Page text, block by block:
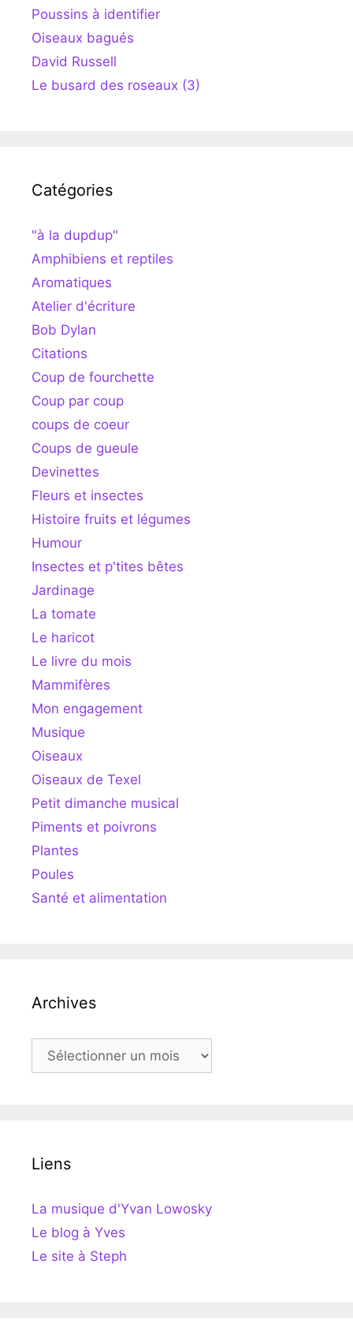
Poussins à identifier
Oiseaux bagués
David Russell
Le busard des roseaux (3)
Catégories
"à la dupdup"
Amphibiens et reptiles
Aromatiques
Atelier d'écriture
Bob Dylan
Citations
Coup de fourchette
Coup par coup
coups de coeur
Coups de gueule
Devinettes
Fleurs et insectes
Histoire fruits et légumes
Humour
Insectes et p'tites bêtes
Jardinage
La tomate
Le haricot
Le livre du mois
Mammifères
Mon engagement
Musique
Oiseaux
Oiseaux de Texel
Petit dimanche musical
Piments et poivrons
Plantes
Poules
Santé et alimentation
Archives
Archives
Liens
La musique d'Yvan Lowosky
Le blog à Yves
Le site à Steph